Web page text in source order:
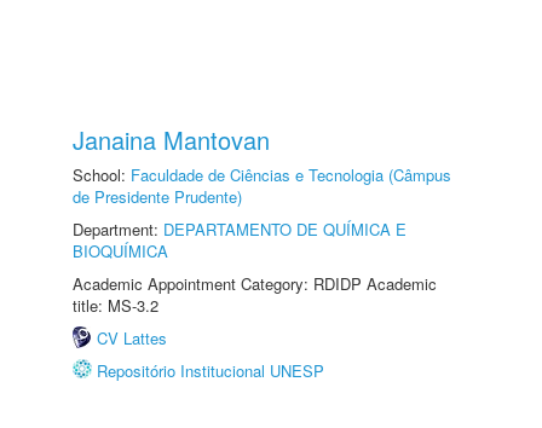
Janaina Mantovan
School: Faculdade de Ciências e Tecnologia (Câmpus
de Presidente Prudente)
Department: DEPARTAMENTO DE QUÍMICA E
BIOQUÍMICA
Academic Appointment Category: RDIDP Academic
title: MS-3.2
CV Lattes
Repositório Institucional UNESP